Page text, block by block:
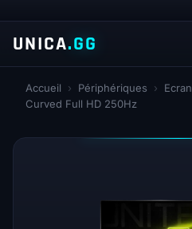
UNICA.GG
Accueil › Périphériques › Ecran
Curved Full HD 250Hz